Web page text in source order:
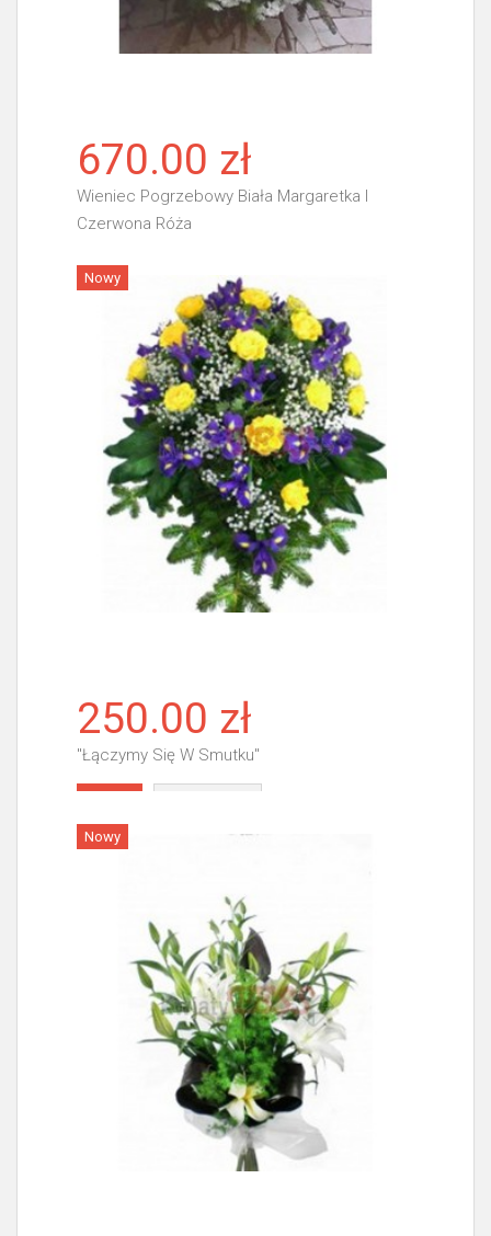
670.00 zł
Wieniec Pogrzebowy Biała Margaretka I
Czerwona Róża
Więcej
Nowy
250.00 zł
"Łączymy Się W Smutku"
Nowy